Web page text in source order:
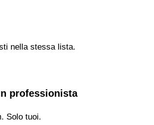
nella stessa lista.
professionista
Solo tuoi.